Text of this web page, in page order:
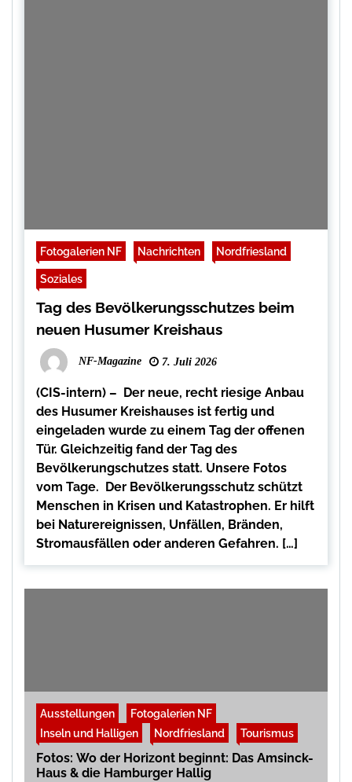
Fotogalerien NF Nachrichten Nordfriesland
Soziales
Tag des Bevölkerungsschutzes beim
neuen Husumer Kreishaus
NF-Magazine 7. Juli 2026
(CIS-intern) – Der neue, recht riesige Anbau
des Husumer Kreishauses ist fertig und
eingeladen wurde zu einem Tag der offenen
Tür. Gleichzeitig fand der Tag des
Bevölkerungschutzes statt. Unsere Fotos
vom Tage. Der Bevölkerungsschutz schützt
Menschen in Krisen und Katastrophen. Er hilft
bei Naturereignissen, Unfällen, Bränden,
Stromausfällen oder anderen Gefahren. […]
Ausstellungen
Fotogalerien NF
Inseln und Halligen
Nordfriesland Tourismus
Fotos: Wo der Horizont beginnt: Das Amsinck-
Haus & die Hamburger Hallig